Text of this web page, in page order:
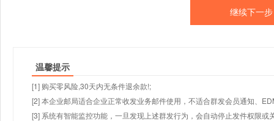
温馨提示
[1] 购买零风险,30天内无条件退余款!;
[2] 本企业邮局适合企业正常收发业务邮件使用，不适合群发会员通知、
[3] 系统有智能监控功能，一旦发现上述群发行为，会自动停止发件权限或